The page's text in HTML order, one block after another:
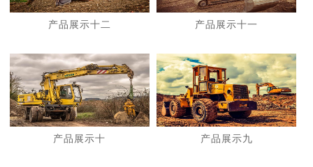
产品展示十二 产品展示十一
产品展示十 产品展示九